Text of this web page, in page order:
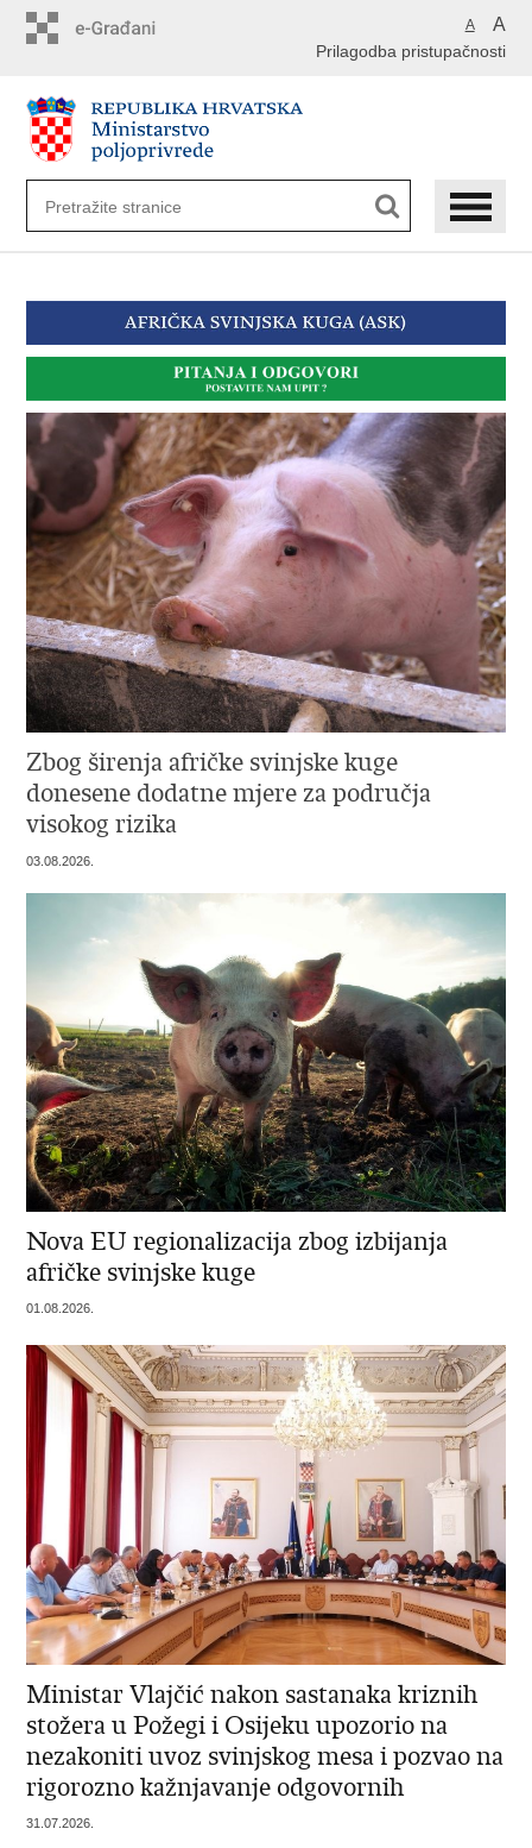
A A
Prilagodba pristupačnosti
Zbog širenja afričke svinjske kuge
donesene dodatne mjere za područja
visokog rizika
03.08.2026.
Nova EU regionalizacija zbog izbijanja
afričke svinjske kuge
01.08.2026.
Ministar Vlajčić nakon sastanaka kriznih
stožera u Požegi i Osijeku upozorio na
nezakoniti uvoz svinjskog mesa i pozvao na
rigorozno kažnjavanje odgovornih
31.07.2026.